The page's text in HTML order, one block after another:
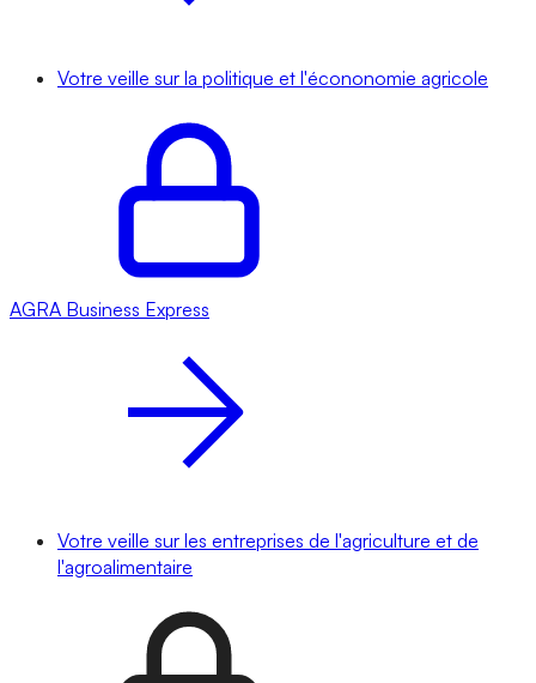
Votre veille sur la politique et l'écononomie agricole
AGRA Business Express
Votre veille sur les entreprises de l'agriculture et de
l'agroalimentaire